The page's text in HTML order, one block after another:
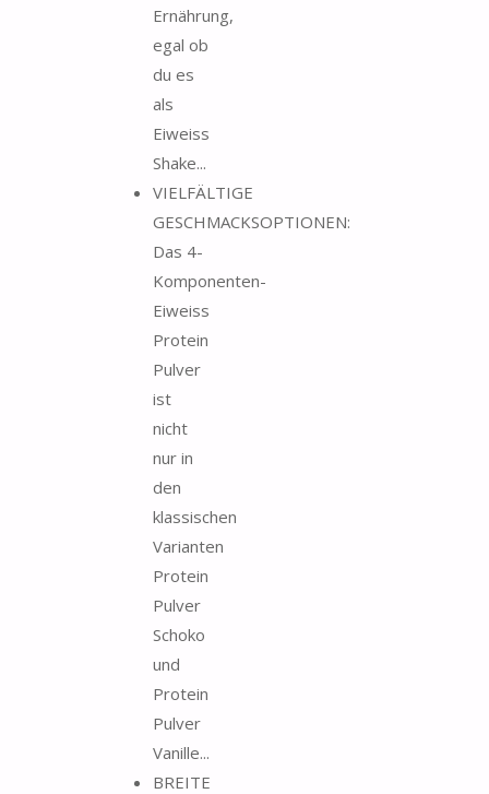
Ernährung,
egal ob
du es
als
Eiweiss
Shake...
VIELFÄLTIGE
GESCHMACKSOPTIONEN:
Das 4-
Komponenten-
Eiweiss
Protein
Pulver
ist
nicht
nur in
den
klassischen
Varianten
Protein
Pulver
Schoko
und
Protein
Pulver
Vanille...
BREITE